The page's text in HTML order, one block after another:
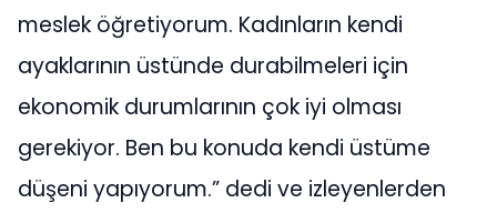
meslek öğretiyorum. Kadınların kendi
ayaklarının üstünde durabilmeleri için
ekonomik durumlarının çok iyi olması
gerekiyor. Ben bu konuda kendi üstüme
düşeni yapıyorum.” dedi ve izleyenlerden